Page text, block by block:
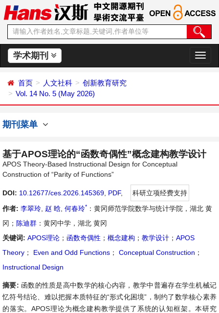
学术期刊
切
换
首页 人文社科
创新教育研究
Vol. 14 No. 5 (May 2026)
期刊菜单
基于APOS理论的“函数奇偶性”概念建构教学设计
APOS Theory-Based Instructional Design for Conceptual
Construction of “Parity of Functions”
DOI: 10.12677/ces.2026.145369 PDF,
科研立项经费支持
作者: 李翠玲 赵 晗 何春玲* ：黄冈师范学院数学与统计学院，湖北 黄
冈； 陈迪群 ：黄冈中学，湖北 黄冈
关键词: APOS理论 ； 函数奇偶性 ； 概念建构 ； 教学设计 ； APOS
Theory ； Even and Odd Functions ； Conceptual Construction ；
Instructional Design
摘要: 函数的性质是高中数学的核心内容，教学中普遍存在学生机械记
忆符号结论、难以把握本质特征的“形式化困境”，制约了数学核心素养
的落实。APOS理论为概念建构教学提供了系统的认知框架。本研究